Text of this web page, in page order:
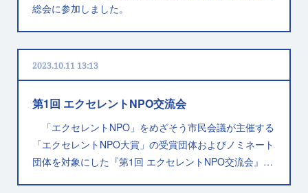
総会に参加しました。
2023.10.11 13:13
第1回 エクセレントNPO交流会
「エクセレントNPO」をめざそう市民会議が主催する
「エクセレントNPO大賞」の受賞団体およびノミネート
団体を対象にした『第1回 エクセレントNPO交流会』…